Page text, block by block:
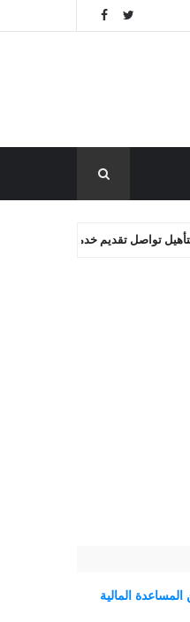
خدماتها العلاجية في غزة
المالية